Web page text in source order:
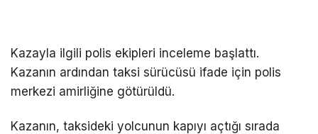
Kazayla ilgili polis ekipleri inceleme başlattı.
Kazanın ardından taksi sürücüsü ifade için polis
merkezi amirliğine götürüldü.
Kazanın, taksideki yolcunun kapıyı açtığı sırada